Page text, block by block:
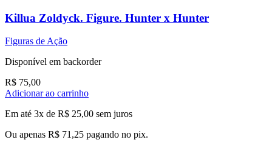
Killua Zoldyck. Figure. Hunter x Hunter
Figuras de Ação
Disponível em backorder
R$ 75,00
Adicionar ao carrinho
Em até 3x de R$ 25,00 sem juros
Ou apenas R$ 71,25 pagando no pix.